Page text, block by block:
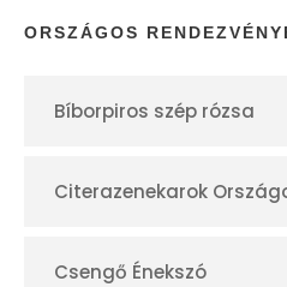
p
r
ORSZÁGOS
Bíborpiros szép rózsa
Citerazenekarok
Csengő Énekszó